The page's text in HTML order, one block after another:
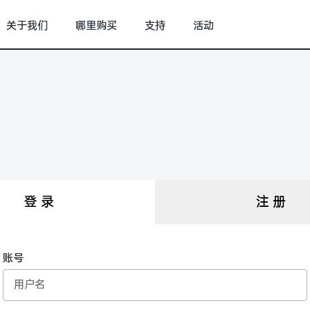
关于我们 哪里购买 支持 活动
登 录 注 册
账号